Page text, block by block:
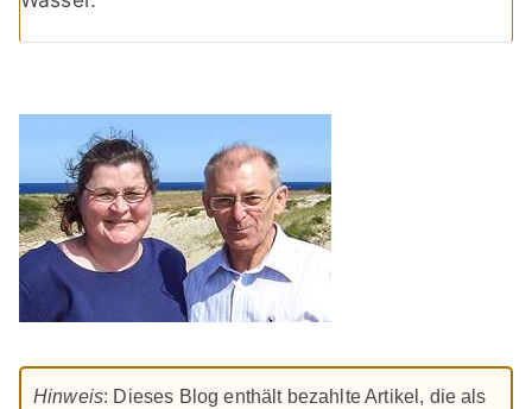
Hinweis: Dieses Blog enthält bezahlte Artikel, die als